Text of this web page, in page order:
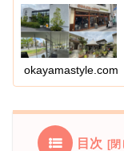
okayamastyle.com
目次